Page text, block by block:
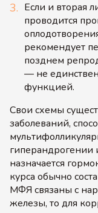
Если и вторая
проводится
рекомендует
позднем
— не
функцией.
Свои схемы
заболеваний,
гиперандрогении
назначается
курса обычно
МФЯ связаны с
железы, то для